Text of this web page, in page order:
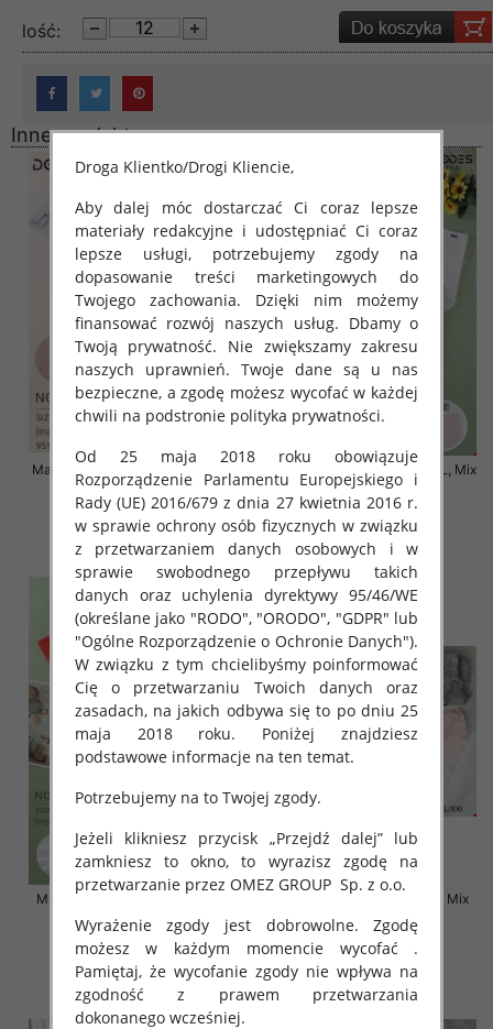
lość:
Inne produkty
Majtki damskie Roz 4XL-5XL, Mix
kolor Paczka 24 szt
8.00 zł
szczegóły
Majtki damskie Roz 4XL-6XL, Mix
kolor Paczka 24 szt
8.00 zł
szczegóły
Majtki damskie Roz XL-2XL, Mix
kolor Paczka 24 szt
6.00 zł
szczegóły
Majtki damskie Roz S-2XL, Mix
kolor Paczka 24 szt
5.80 zł
szczegóły
Droga Klientko/Drogi Kliencie,
Aby dalej móc dostarczać Ci coraz lepsze
materiały redakcyjne i udostępniać Ci coraz
lepsze usługi, potrzebujemy zgody na
dopasowanie treści marketingowych do
Twojego zachowania. Dzięki nim możemy
finansować rozwój naszych usług. Dbamy o
Twoją prywatność. Nie zwiększamy zakresu
naszych uprawnień. Twoje dane są u nas
bezpieczne, a zgodę możesz wycofać w każdej
chwili na podstronie polityka prywatności.
Od 25 maja 2018 roku obowiązuje
Rozporządzenie Parlamentu Europejskiego i
Rady (UE) 2016/679 z dnia 27 kwietnia 2016 r.
w sprawie ochrony osób fizycznych w związku
z przetwarzaniem danych osobowych i w
sprawie swobodnego przepływu takich
danych oraz uchylenia dyrektywy 95/46/WE
(określane jako "RODO", "ORODO", "GDPR" lub
"Ogólne Rozporządzenie o Ochronie Danych").
W związku z tym chcielibyśmy poinformować
Cię o przetwarzaniu Twoich danych oraz
zasadach, na jakich odbywa się to po dniu 25
maja 2018 roku. Poniżej znajdziesz
podstawowe informacje na ten temat.
Potrzebujemy na to Twojej zgody.
Jeżeli klikniesz przycisk „Przejdź dalej” lub
zamkniesz to okno, to wyrazisz zgodę na
przetwarzanie przez OMEZ GROUP Sp. z o.o.
Wyrażenie zgody jest dobrowolne. Zgodę
możesz w każdym momencie wycofać .
Pamiętaj, że wycofanie zgody nie wpływa na
zgodność z prawem przetwarzania
dokonanego wcześniej.